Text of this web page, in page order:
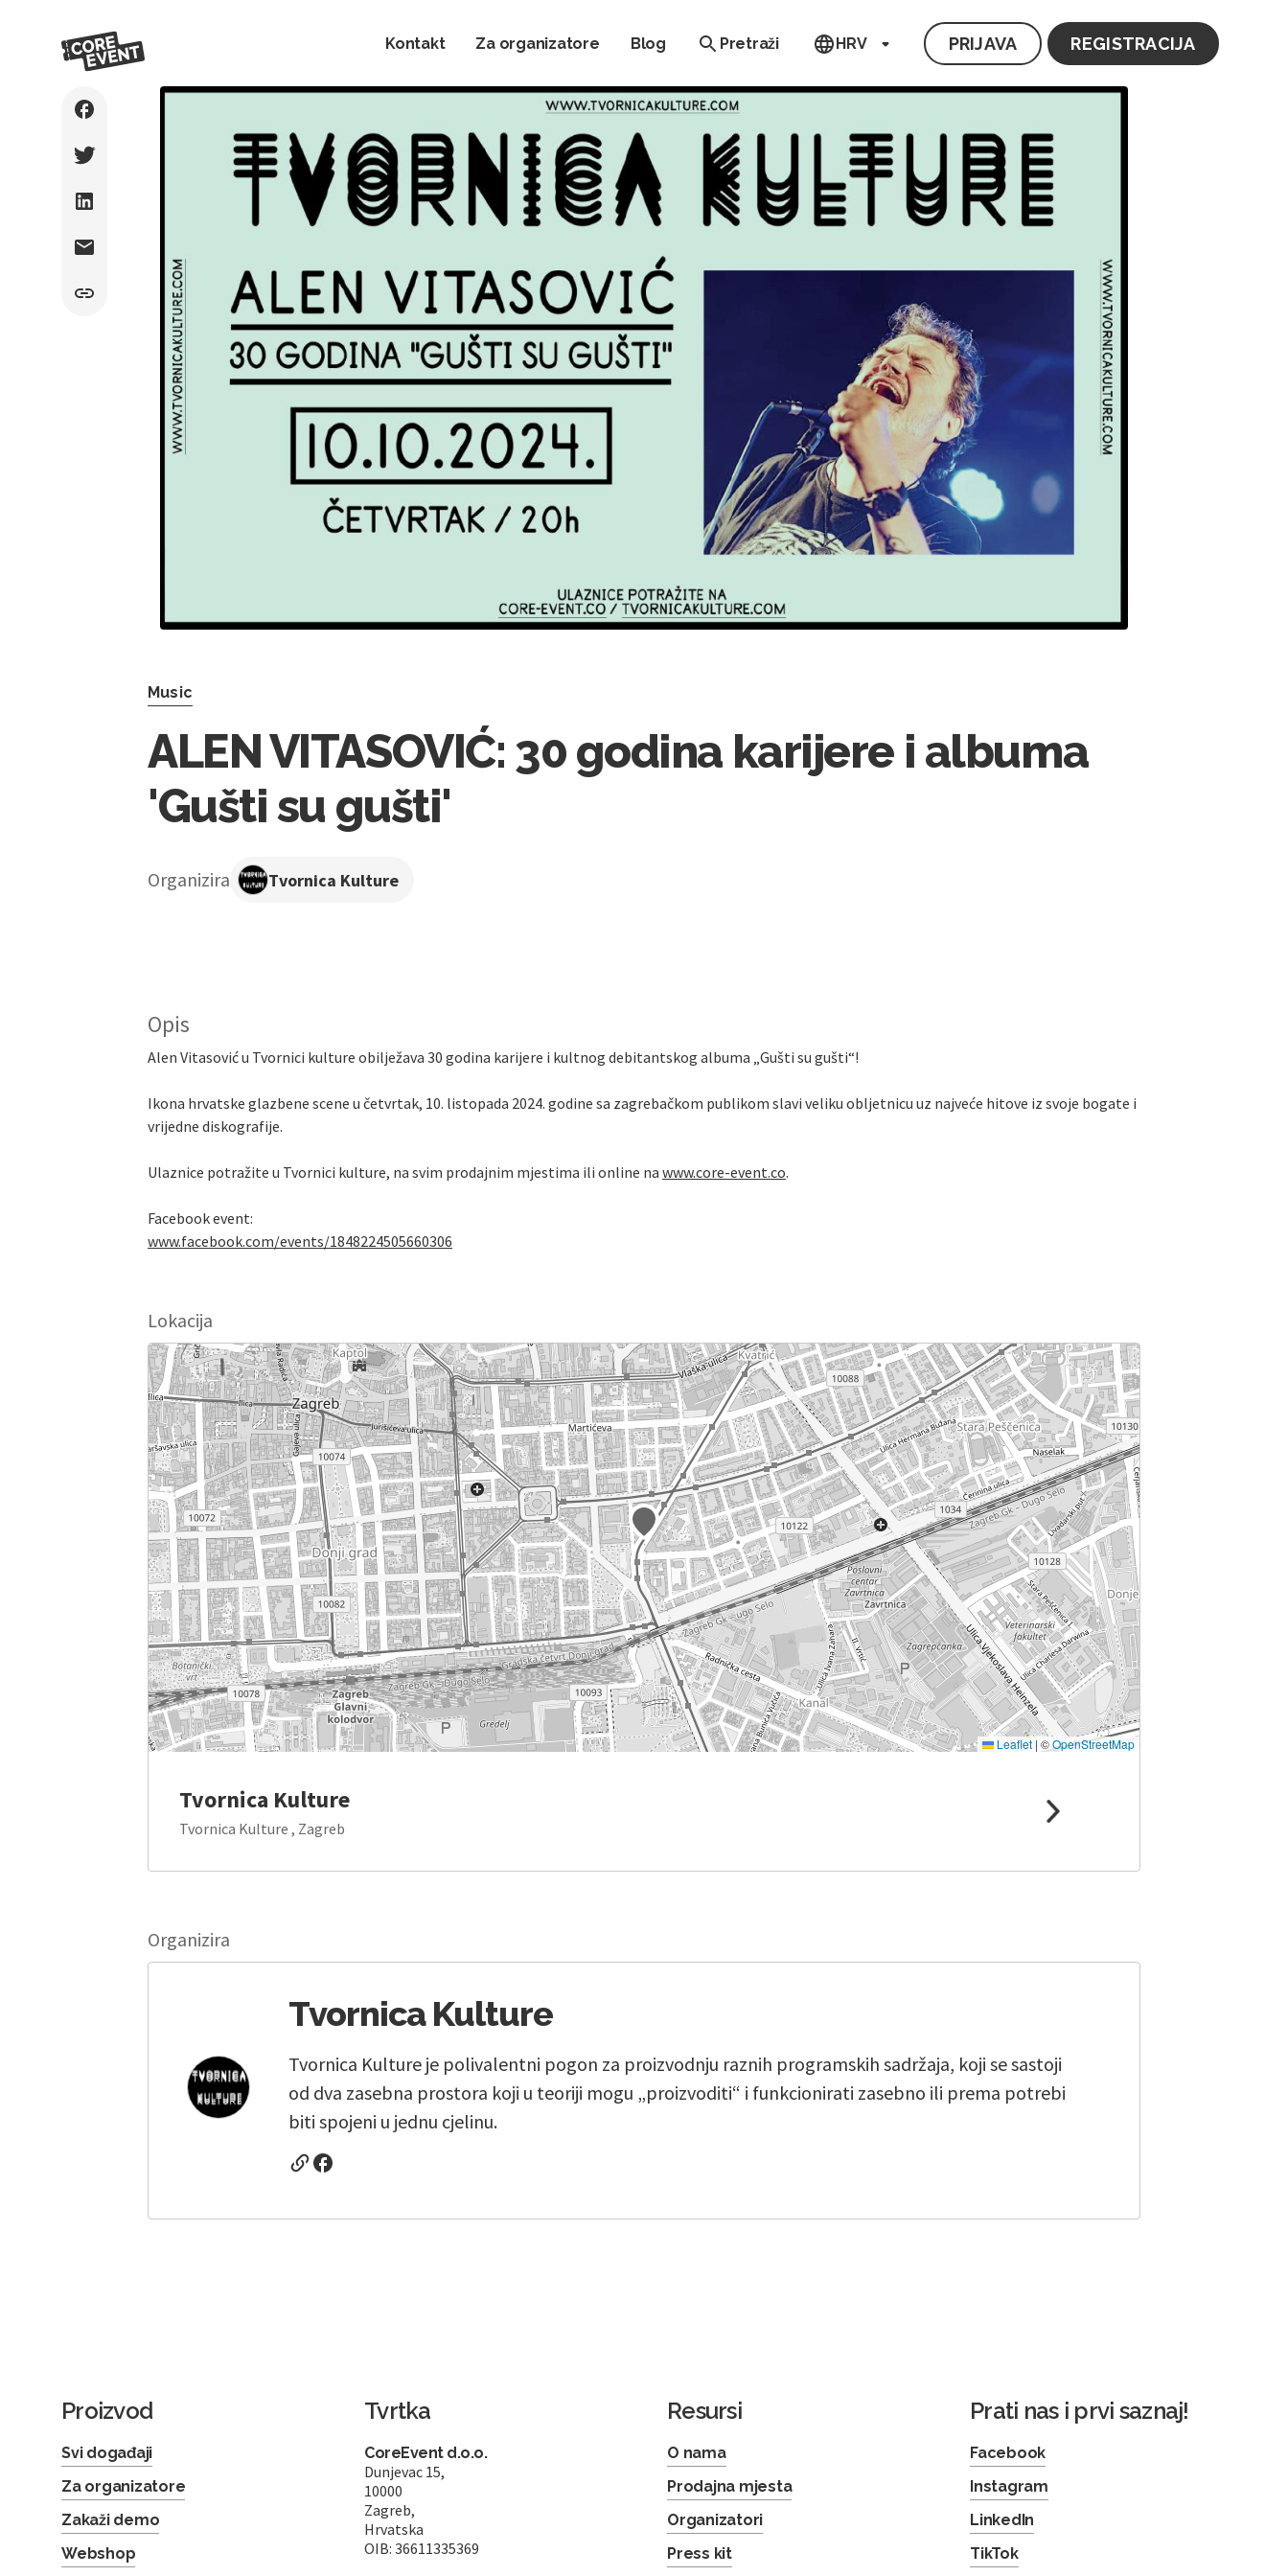
Kontakt Za organizatore Blog Pretraži HRV PRIJAVA REGISTRACIJA
Music
ALEN VITASOVIĆ: 30 godina karijere i albuma
'Gušti su gušti'
Organizira Tvornica Kulture
Opis
Alen Vitasović u Tvornici kulture obilježava 30 godina karijere i kultnog debitantskog albuma „Gušti su gušti“!
Ikona hrvatske glazbene scene u četvrtak, 10. listopada 2024. godine sa zagrebačkom publikom slavi veliku obljetnicu uz najveće hitove iz svoje bogate i
vrijedne diskografije.
Ulaznice potražite u Tvornici kulture, na svim prodajnim mjestima ili online na www.core-event.co.
Facebook event:
www.facebook.com/events/1848224505660306
Lokacija
Leaflet | ©OpenStreetMap
Tvornica Kulture
Tvornica Kulture , Zagreb
Organizira
Tvornica Kulture
Tvornica Kulture je polivalentni pogon za proizvodnju raznih programskih sadržaja, koji se sastoji
od dva zasebna prostora koji u teoriji mogu „proizvoditi“ i funkcionirati zasebno ili prema potrebi
biti spojeni u jednu cjelinu.
Proizvod
Svi događaji
Za organizatore
Zakaži demo
Webshop
Tvrtka
CoreEvent d.o.o.
Dunjevac 15,
10000
Zagreb,
Hrvatska
OIB: 36611335369
Resursi
O nama
Prodajna mjesta
Organizatori
Press kit
Prati nas i prvi saznaj!
Facebook
Instagram
LinkedIn
TikTok